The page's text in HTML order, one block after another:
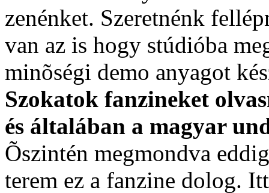
zenénket. Szeretnénk
van az is hogy stúdióba
minõségi demo anyagot
Szokatok fanzineket
és általában a magyar
Õszintén megmondva
terem ez a fanzine dolog.